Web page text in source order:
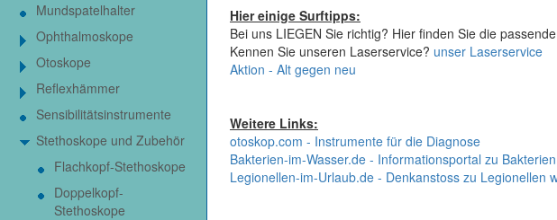
Hier einige Surftipps:
Bei uns LIEGEN Sie richtig? Hier finden Sie die
Kennen Sie unseren Laserservice? unser Laserservice
Aktion - Alt gegen neu
Weitere Links:
otoskop.com - Instrumente für die Diagnose
Bakterien-im-Wasser.de - Informationsportal zu
Legionellen-im-Urlaub.de - Denkanstoss zu Legionellen
Mundspatelhalter
Ophthalmoskope
Otoskope
Reflexhämmer
Sensibilitätsinstrumente
Stethoskope und Zubehör
Flachkopf-Stethoskope
Doppelkopf-
Stethoskope